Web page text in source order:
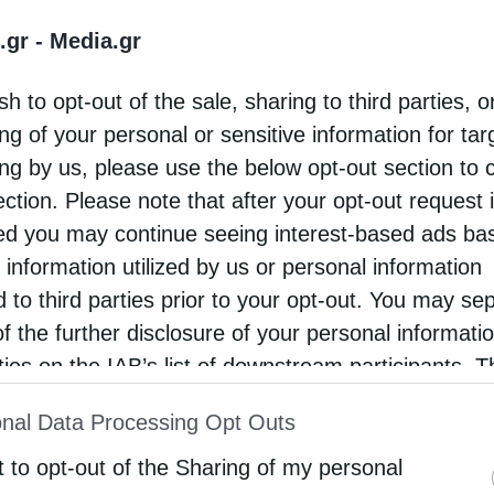
- Media.gr
to opt-out of the sale, sharing to third parties,
of your personal or sensitive information for
by us, please use the below opt-out section to
Please note that after your opt-out request
you may continue seeing interest-based ads
information utilized by us or personal information
to third parties prior to your opt-out. You may
the further disclosure of your personal
on the IAB’s list of downstream participants.
of Downstream Participantsthat may further
parties.
Data Processing Opt Outs
to opt-out of the Sharing of my personal
πρόταση, ώστε να επικεντρωθεί η
Πρόγραμματος Σπουδών και επ’ αυτού να
χρήσιμα στοιχεία του νέου
εκπρόσωποι Θεολογικών Σχολών
έγινε ευρύτατη συζήτηση μεταξύ των
Μητροπολίτη Ναυπάκτου και Αγίου
κατέληξε στα εξής:
των Θρησκευτικών είναι κατηχητικά και
με θρησκειολογική αναφορά. Ήδη η
τάξεις του Λυκείου με γνωστικό υλικό για